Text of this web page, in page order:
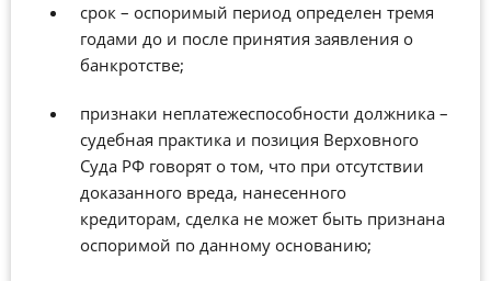
срок – оспоримый период определен тремя
годами до и после принятия заявления о
банкротстве;
признаки неплатежеспособности должника –
судебная практика и позиция Верховного
Суда РФ говорят о том, что при отсутствии
доказанного вреда, нанесенного
кредиторам, сделка не может быть признана
оспоримой по данному основанию;